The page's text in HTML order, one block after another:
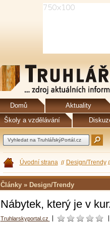
Domů Aktuality
Školy a vzdělávání
Úvodní strana Design/Trendy
Články » Design/Trendy
Nábytek, který je v
Truhlarskyportal.cz